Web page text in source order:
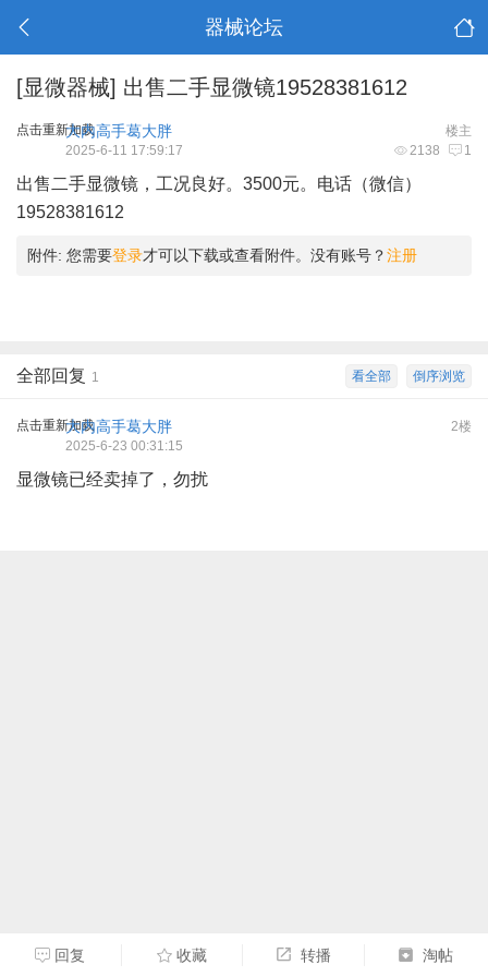
器械论坛
[显微器械] 出售二手显微镜19528381612
点击重新加载 楼主
大内高手葛大胖
2138 1
2025-6-11 17:59:17
出售二手显微镜，工况良好。3500元。电话（微信）
19528381612
附件: 您需要登录才可以下载或查看附件。没有账号？注册
倒序浏览
看全部
全部回复 1
点击重新加载 2楼
大内高手葛大胖
2025-6-23 00:31:15
显微镜已经卖掉了，勿扰
回复 收藏 转播 淘帖